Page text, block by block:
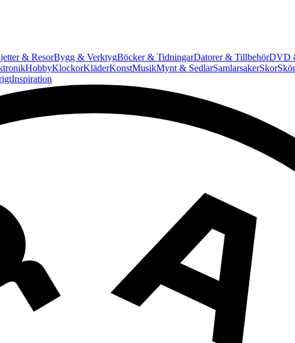
& ResorBygg & VerktygBöcker & TidningarDatorer & TillbehörDVD
HobbyKlockorKläderKonstMusikMynt & SedlarSamlarsakerSkor
Inspiration